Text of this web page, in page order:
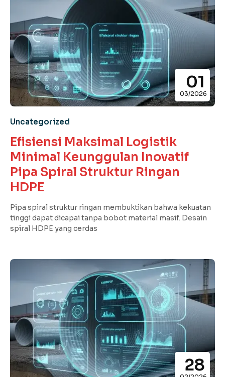
01
03/2026
Uncategorized
Efisiensi Maksimal Logistik
Minimal Keunggulan Inovatif
Pipa Spiral Struktur Ringan
HDPE
Pipa spiral struktur ringan membuktikan bahwa kekuatan
tinggi dapat dicapai tanpa bobot material masif. Desain
spiral HDPE yang cerdas
28